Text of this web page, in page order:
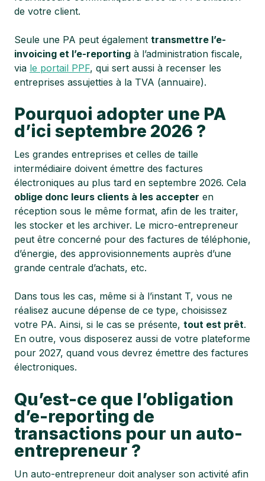
de votre client.
Seule une PA peut également transmettre l’e-
invoicing et l’e-reporting à l’administration fiscale,
via le portail PPF, qui sert aussi à recenser les
entreprises assujetties à la TVA (annuaire).
Pourquoi adopter une PA
d’ici septembre 2026 ?
Les grandes entreprises et celles de taille
intermédiaire doivent émettre des factures
électroniques au plus tard en septembre 2026. Cela
oblige donc leurs clients à les accepter en
réception sous le même format, afin de les traiter,
les stocker et les archiver. Le micro-entrepreneur
peut être concerné pour des factures de téléphonie,
d’énergie, des approvisionnements auprès d’une
grande centrale d’achats, etc.
Dans tous les cas, même si à l’instant T, vous ne
réalisez aucune dépense de ce type, choisissez
votre PA. Ainsi, si le cas se présente, tout est prêt.
En outre, vous disposerez aussi de votre plateforme
pour 2027, quand vous devrez émettre des factures
électroniques.
Qu’est-ce que l’obligation
d’e-reporting de
transactions pour un auto-
entrepreneur ?
Un auto-entrepreneur doit analyser son activité afin